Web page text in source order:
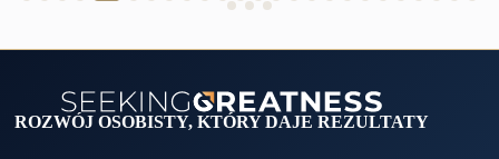
ROZWÓJ OSOBISTY, KTÓRY DAJE REZULTATY